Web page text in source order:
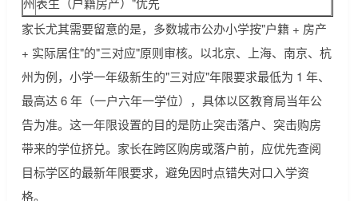
家长尤其需要留意的是，多数城市公办小学按"户籍 + 房产
+ 实际居住"的"三对应"原则审核。以北京、上海、南京、杭
州为例，小学一年级新生的"三对应"年限要求最低为 1 年、
最高达 6 年（一户六年一学位），具体以区教育局当年公
告为准。这一年限设置的目的是防止突击落户、突击购房
带来的学位挤兑。家长在跨区购房或落户前，应优先查阅
目标学区的最新年限要求，避免因时点错失对口入学资
格。